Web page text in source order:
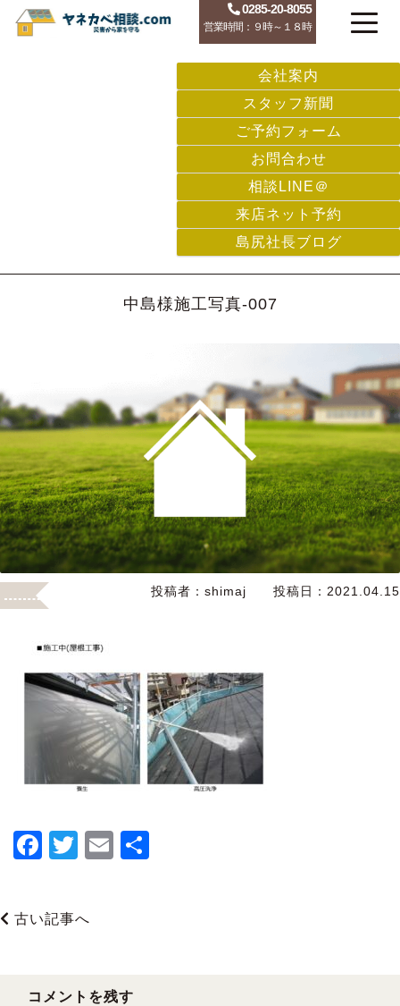
0285-20-8055
営業時間：９時～１８時
会社案内
スタッフ新聞
ご予約フォーム
お問合わせ
相談LINE＠
来店ネット予約
島尻社長ブログ
中島様施工写真-007
投稿者： shimaj 投稿日： 2021.04.15
F
e
o
T
er
E
古い記事へ
コメントを残す